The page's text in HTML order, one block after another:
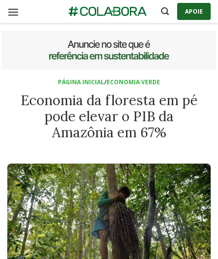
APOIE
PÁGINA INICIAL/ECONOMIA VERDE
Economia da floresta em pé
pode elevar o PIB da
Amazônia em 67%